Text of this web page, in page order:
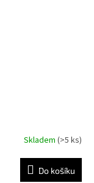
Skladem (>5 ks)
Do košíku